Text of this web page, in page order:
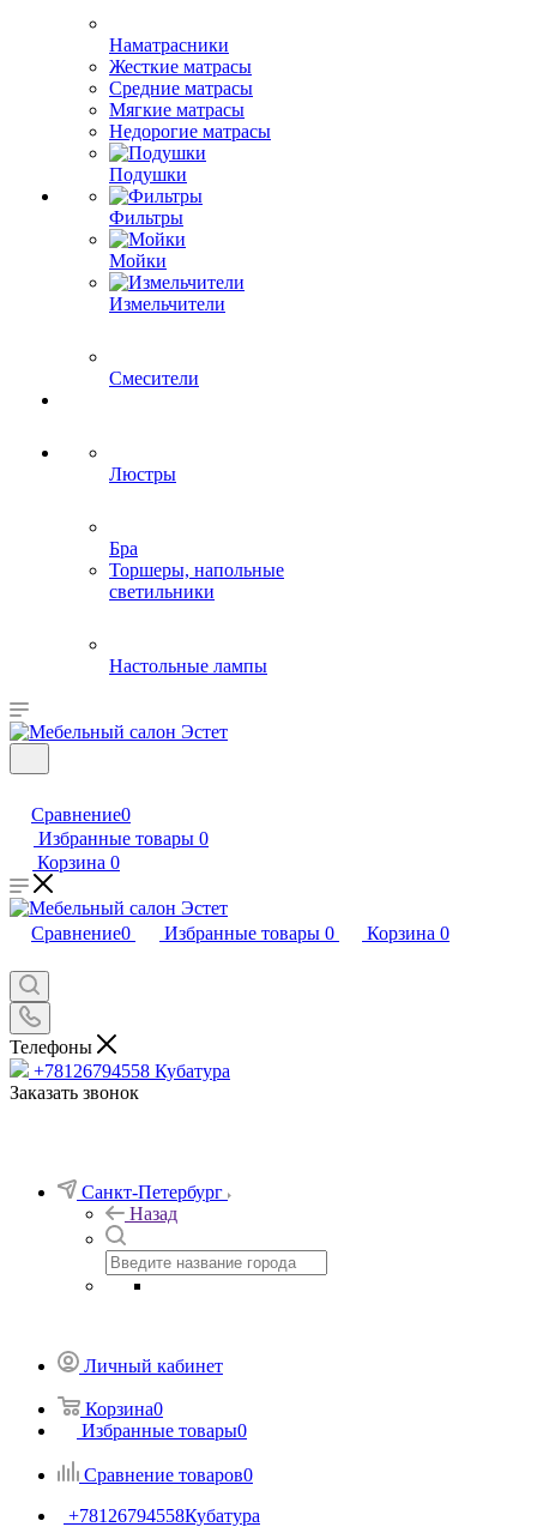
Наматрасники
Жесткие матрасы
Средние матрасы
Мягкие матрасы
Недорогие матрасы
Подушки
Фильтры
Мойки
Измельчители
Смесители
Люстры
Бра
Торшеры, напольные
светильники
Настольные лампы
Сравнение0
Избранные товары 0
Корзина 0
Сравнение0 Избранные товары 0 Корзина 0
Телефоны
+78126794558 Кубатура
Заказать звонок
Санкт-Петербург
Назад
Личный кабинет
Корзина0
Избранные товары0
Сравнение товаров0
+78126794558Кубатура